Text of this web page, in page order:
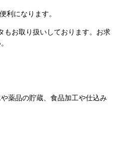
利になります。
もお取り扱いしております。お求
薬品の貯蔵、食品加工や仕込み